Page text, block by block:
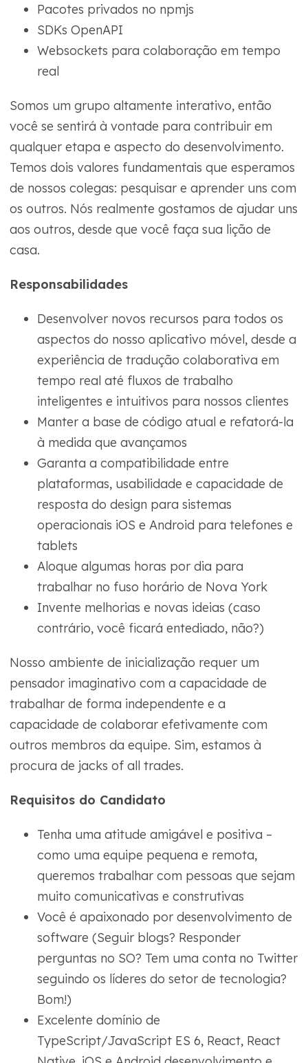
Pacotes privados no npmjs
SDKs OpenAPI
Websockets para colaboração em tempo
real
Somos um grupo altamente interativo, então
você se sentirá à vontade para contribuir em
qualquer etapa e aspecto do desenvolvimento.
Temos dois valores fundamentais que esperamos
de nossos colegas: pesquisar e aprender uns com
os outros. Nós realmente gostamos de ajudar uns
aos outros, desde que você faça sua lição de
casa.
Responsabilidades
Desenvolver novos recursos para todos os
aspectos do nosso aplicativo móvel, desde a
experiência de tradução colaborativa em
tempo real até fluxos de trabalho
inteligentes e intuitivos para nossos clientes
Manter a base de código atual e refatorá-la
à medida que avançamos
Garanta a compatibilidade entre
plataformas, usabilidade e capacidade de
resposta do design para sistemas
operacionais iOS e Android para telefones e
tablets
Aloque algumas horas por dia para
trabalhar no fuso horário de Nova York
Invente melhorias e novas ideias (caso
contrário, você ficará entediado, não?)
Nosso ambiente de inicialização requer um
pensador imaginativo com a capacidade de
trabalhar de forma independente e a
capacidade de colaborar efetivamente com
outros membros da equipe. Sim, estamos à
procura de jacks of all trades.
Requisitos do Candidato
Tenha uma atitude amigável e positiva –
como uma equipe pequena e remota,
queremos trabalhar com pessoas que sejam
muito comunicativas e construtivas
Você é apaixonado por desenvolvimento de
software (Seguir blogs? Responder
perguntas no SO? Tem uma conta no Twitter
seguindo os líderes do setor de tecnologia?
Bom!)
Excelente domínio de
TypeScript/JavaScript ES 6, React, React